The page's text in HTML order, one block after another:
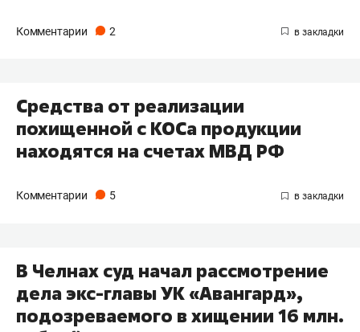
Комментарии 2
Средства от реализации
похищенной с КОСа продукции
находятся на счетах МВД РФ
Комментарии 5
В Челнах суд начал рассмотрение
дела экс-главы УК «Авангард»,
подозреваемого в хищении 16 млн.